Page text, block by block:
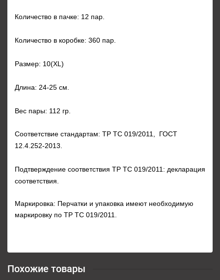
Количество в пачке: 12 пар.
Количество в коробке: 360 пар.
Размер: 10(ХL)
Длина: 24-25 см.
Вес пары: 112 гр.
Соответствие стандартам: ТР ТС 019/2011, ГОСТ
12.4.252-2013.
Подтверждение соответствия ТР ТС 019/2011: декларация
соответствия.
Маркировка: Перчатки и упаковка имеют необходимую
маркировку по ТР ТС 019/2011.
Похожие товары